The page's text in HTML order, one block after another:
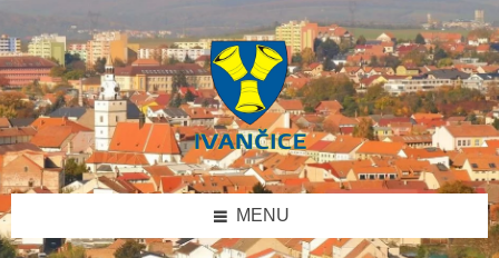
obsah
levý
panel
patičku
MENU